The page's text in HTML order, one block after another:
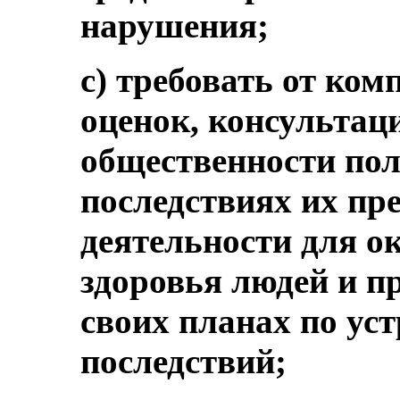
нарушения;
c) требовать от
оценок,
общественности
последствиях их
деятельности для
здоровья людей и
своих планах по
последствий;